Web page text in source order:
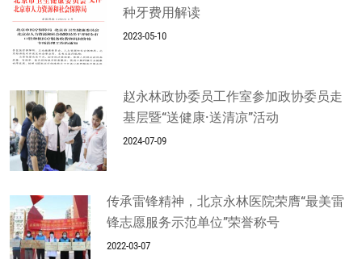
种牙费用解读
2023-05-10
赵永林政协委员工作室参加政协委员走
基层暨“送健康·送清凉”活动
2024-07-09
传承雷锋精神，北京永林医院荣膺“最美雷
锋志愿服务示范单位”荣誉称号
2022-03-07